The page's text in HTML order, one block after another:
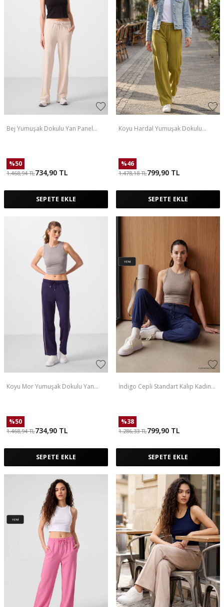
Bej Yumuşak Dokulu Yan Panel
%50
1.468,94TL734,90 TL
SEPETE EKLE
Koyu Hardal Yumuşak Dokulu
%46
1.478,18TL799,90 TL
SEPETE EKLE
Koyu Mor Yumuşak Dokulu Yan
%50
1.468,94TL734,90 TL
SEPETE EKLE
İndigo Cepli Standart Kalıp Kadın
%38
1.286,33TL799,90 TL
SEPETE EKLE